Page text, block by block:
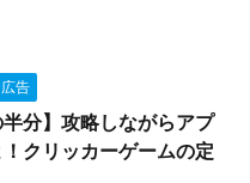
広告
半分】攻略しながらアプ
クリッカーゲームの定